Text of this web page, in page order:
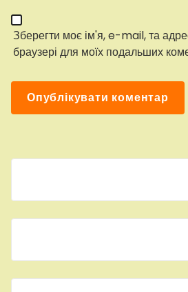
Зберегти моє ім'я, e-mail, та
браузері для моїх подальших